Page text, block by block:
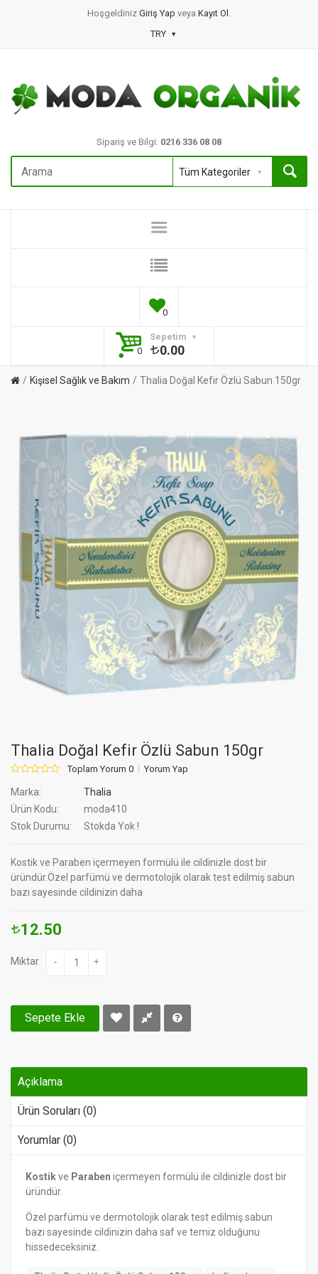
Hoşgeldiniz Giriş Yap veya Kayıt Ol .
TRY
Sipariş ve Bilgi: 0216 336 08 08
0
Sepetim
0
0.00
Kişisel Sağlık ve Bakım Thalia Doğal Kefir Özlü Sabun 150gr
Thalia Doğal Kefir Özlü Sabun 150gr
Toplam Yorum 0 Yorum Yap
Marka:
Thalia
Ürün Kodu:
moda410
Stok Durumu:
Stokda Yok !
Kostik ve Paraben içermeyen formülü ile cildinizle dost bir
üründür.Özel parfümü ve dermotolojik olarak test edilmiş sabun
bazı sayesinde cildinizin daha
12.50
Miktar - +
Sepete Ekle
Açıklama
Ürün Soruları (0)
Yorumlar (0)
Kostikve Paraben içermeyen formülü ile cildinizle dost bir
üründür.
Özel parfümü ve dermotolojik olarak test edilmiş sabun
bazı sayesinde cildinizin daha saf ve temiz olduğunu
hissedeceksiniz.